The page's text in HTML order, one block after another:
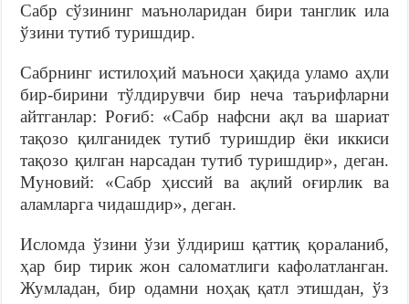
Сабр сўзининг маъноларидан бири танглик ила
ўзини тутиб туришдир.
Сабрнинг истилоҳий маъноси ҳақида уламо аҳли
бир-бирини тўлдирувчи бир неча таърифларни
айтганлар: Роғиб: «Сабр нафсни ақл ва шариат
тақозо қилганидек тутиб туришдир ёки иккиси
тақозо қилган нарсадан тутиб туришдир», деган.
Муновий: «Сабр ҳиссий ва ақлий оғирлик ва
аламларга чидашдир», деган.
Исломда ўзини ўзи ўлдириш қаттиқ қораланиб,
ҳар бир тирик жон саломатлиги кафолатланган.
Жумладан, бир одамни ноҳақ қатл этишдан, ўз